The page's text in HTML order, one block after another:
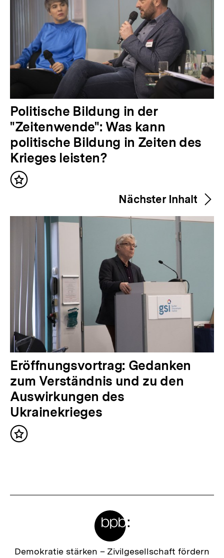
V
o
r
h
e
r
g
h
a
t
:
Politische Bildung in der
"Zeitenwende": Was kann
politische Bildung in Zeiten des
Krieges leisten?
Inhalt
Nächster Inhalt
N
ä
c
h
s
t
Eröffnungsvortrag: Gedanken
zum Verständnis und zu den
Auswirkungen des
Ukrainekrieges
Inhalt
Zur
Demokratie stärken – Zivilgesellschaft fördern